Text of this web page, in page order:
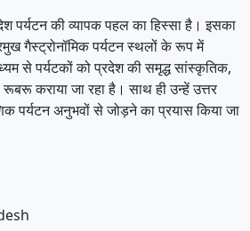
पर्यटन की व्यापक पहल का हिस्सा है। इसका
गैस्ट्रोनॉमिक पर्यटन स्थलों के रूप में
से पर्यटकों को प्रदेश की समृद्ध सांस्कृतिक,
कराया जा रहा है। साथ ही उन्हें उत्तर
पर्यटन अनुभवों से जोड़ने का प्रयास किया जा